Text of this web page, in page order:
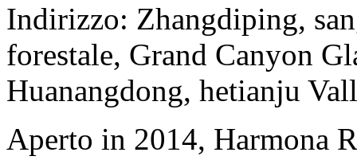
Indirizzo: Zhangdiping,
forestale, Grand Canyon
Huanangdong, hetianju
Aperto in 2014, Harmona